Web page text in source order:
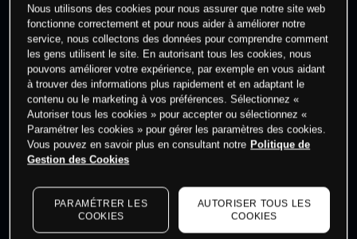
cet actif
Commencez à trader
Les prix sont indicatifs.
dernières données du marché.Log into see latest
market data
Nous utilisons des cookies pour nous assurer que notre site web
fonctionne correctement et pour nous aider à améliorer notre
service, nous collectons des données pour comprendre comment
les gens utilisent le site. En autorisant tous les cookies, nous
pouvons améliorer votre expérience, par exemple en vous aidant
à trouver des informations plus rapidement et en adaptant le
contenu ou le marketing à vos préférences. Sélectionnez «
Autoriser tous les cookies » pour accepter ou sélectionnez «
Paramétrer les cookies » pour gérer les paramètres des cookies.
Vous pouvez en savoir plus en consultant notre Politique de
Gestion des Cookies
PARAMÉTRER LES
COOKIES
AUTORISER TOUS LES
COOKIES